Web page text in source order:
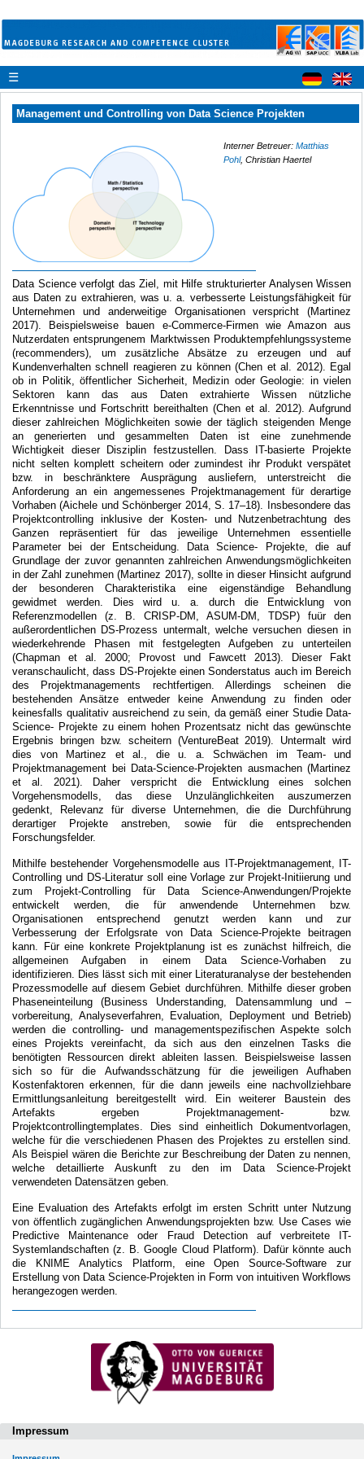
☰
Management und Controlling von Data Science Projekten
Interner Betreuer: Matthias
Pohl, Christian Haertel
Data Science verfolgt das Ziel, mit Hilfe strukturierter Analysen Wissen
aus Daten zu extrahieren, was u. a. verbesserte Leistungsfähigkeit für
Unternehmen und anderweitige Organisationen verspricht (Martinez
2017). Beispielsweise bauen e-Commerce-Firmen wie Amazon aus
Nutzerdaten entsprungenem Marktwissen Produktempfehlungssysteme
(recommenders), um zusätzliche Absätze zu erzeugen und auf
Kundenverhalten schnell reagieren zu können (Chen et al. 2012). Egal
ob in Politik, öffentlicher Sicherheit, Medizin oder Geologie: in vielen
Sektoren kann das aus Daten extrahierte Wissen nützliche
Erkenntnisse und Fortschritt bereithalten (Chen et al. 2012). Aufgrund
dieser zahlreichen Möglichkeiten sowie der täglich steigenden Menge
an generierten und gesammelten Daten ist eine zunehmende
Wichtigkeit dieser Disziplin festzustellen. Dass IT-basierte Projekte
nicht selten komplett scheitern oder zumindest ihr Produkt verspätet
bzw. in beschränktere Ausprägung ausliefern, unterstreicht die
Anforderung an ein angemessenes Projektmanagement für derartige
Vorhaben (Aichele und Schönberger 2014, S. 17–18). Insbesondere das
Projektcontrolling inklusive der Kosten- und Nutzenbetrachtung des
Ganzen repräsentiert für das jeweilige Unternehmen essentielle
Parameter bei der Entscheidung. Data Science- Projekte, die auf
Grundlage der zuvor genannten zahlreichen Anwendungsmöglichkeiten
in der Zahl zunehmen (Martinez 2017), sollte in dieser Hinsicht aufgrund
der besonderen Charakteristika eine eigenständige Behandlung
gewidmet werden. Dies wird u. a. durch die Entwicklung von
Referenzmodellen (z. B. CRISP-DM, ASUM-DM, TDSP) fuür den
außerordentlichen DS-Prozess untermalt, welche versuchen diesen in
wiederkehrende Phasen mit festgelegten Aufgeben zu unterteilen
(Chapman et al. 2000; Provost und Fawcett 2013). Dieser Fakt
veranschaulicht, dass DS-Projekte einen Sonderstatus auch im Bereich
des Projektmanagements rechtfertigen. Allerdings scheinen die
bestehenden Ansätze entweder keine Anwendung zu finden oder
keinesfalls qualitativ ausreichend zu sein, da gemäß einer Studie Data-
Science- Projekte zu einem hohen Prozentsatz nicht das gewünschte
Ergebnis bringen bzw. scheitern (VentureBeat 2019). Untermalt wird
dies von Martinez et al., die u. a. Schwächen im Team- und
Projektmanagement bei Data-Science-Projekten ausmachen (Martinez
et al. 2021). Daher verspricht die Entwicklung eines solchen
Vorgehensmodells, das diese Unzulänglichkeiten auszumerzen
gedenkt, Relevanz für diverse Unternehmen, die die Durchführung
derartiger Projekte anstreben, sowie für die entsprechenden
Forschungsfelder.
Mithilfe bestehender Vorgehensmodelle aus IT-Projektmanagement, IT-
Controlling und DS-Literatur soll eine Vorlage zur Projekt-Initiierung und
zum Projekt-Controlling für Data Science-Anwendungen/Projekte
entwickelt werden, die für anwendende Unternehmen bzw.
Organisationen entsprechend genutzt werden kann und zur
Verbesserung der Erfolgsrate von Data Science-Projekte beitragen
kann. Für eine konkrete Projektplanung ist es zunächst hilfreich, die
allgemeinen Aufgaben in einem Data Science-Vorhaben zu
identifizieren. Dies lässt sich mit einer Literaturanalyse der bestehenden
Prozessmodelle auf diesem Gebiet durchführen. Mithilfe dieser groben
Phaseneinteilung (Business Understanding, Datensammlung und –
vorbereitung, Analyseverfahren, Evaluation, Deployment und Betrieb)
werden die controlling- und managementspezifischen Aspekte solch
eines Projekts vereinfacht, da sich aus den einzelnen Tasks die
benötigten Ressourcen direkt ableiten lassen. Beispielsweise lassen
sich so für die Aufwandsschätzung für die jeweiligen Aufhaben
Kostenfaktoren erkennen, für die dann jeweils eine nachvollziehbare
Ermittlungsanleitung bereitgestellt wird. Ein weiterer Baustein des
Artefakts ergeben Projektmanagement- bzw.
Projektcontrollingtemplates. Dies sind einheitlich Dokumentvorlagen,
welche für die verschiedenen Phasen des Projektes zu erstellen sind.
Als Beispiel wären die Berichte zur Beschreibung der Daten zu nennen,
welche detaillierte Auskunft zu den im Data Science-Projekt
verwendeten Datensätzen geben.
Eine Evaluation des Artefakts erfolgt im ersten Schritt unter Nutzung
von öffentlich zugänglichen Anwendungsprojekten bzw. Use Cases wie
Predictive Maintenance oder Fraud Detection auf verbreitete IT-
Systemlandschaften (z. B. Google Cloud Platform). Dafür könnte auch
die KNIME Analytics Platform, eine Open Source-Software zur
Erstellung von Data Science-Projekten in Form von intuitiven Workflows
herangezogen werden.
Impressum